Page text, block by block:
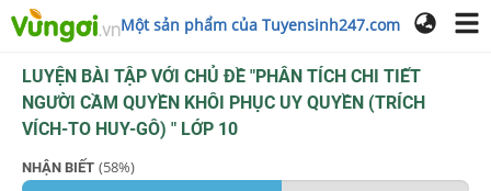
Một sản phẩm của Tuyensinh247.com
LUYỆN BÀI TẬP VỚI CHỦ ĐỀ "PHÂN TÍCH CHI TIẾT
NGƯỜI CẦM QUYỀN KHÔI PHỤC UY QUYỀN (TRÍCH
VÍCH-TO HUY-GÔ) " LỚP 10
NHẬN BIẾT (58%)